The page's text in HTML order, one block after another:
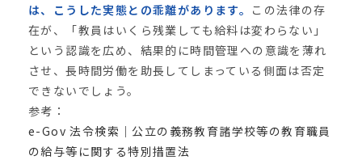
は、こうした実態との乖離があります。 この法律の存
在が、「教員はいくら残業しても給料は変わらない」
という認識を広め、結果的に時間管理への意識を薄れ
させ、長時間労働を助長してしまっている側面は否定
できないでしょう。
参考：
e-Gov 法令検索｜公立の義務教育諸学校等の教育職員
の給与等に関する特別措置法